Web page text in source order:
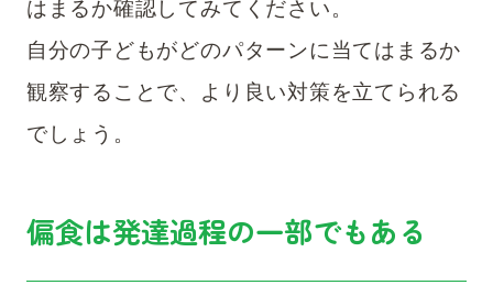
はまるか確認してみてください。
自分の子どもがどのパターンに当てはまるか
観察することで、より良い対策を立てられる
でしょう。
偏食は発達過程の一部でもある